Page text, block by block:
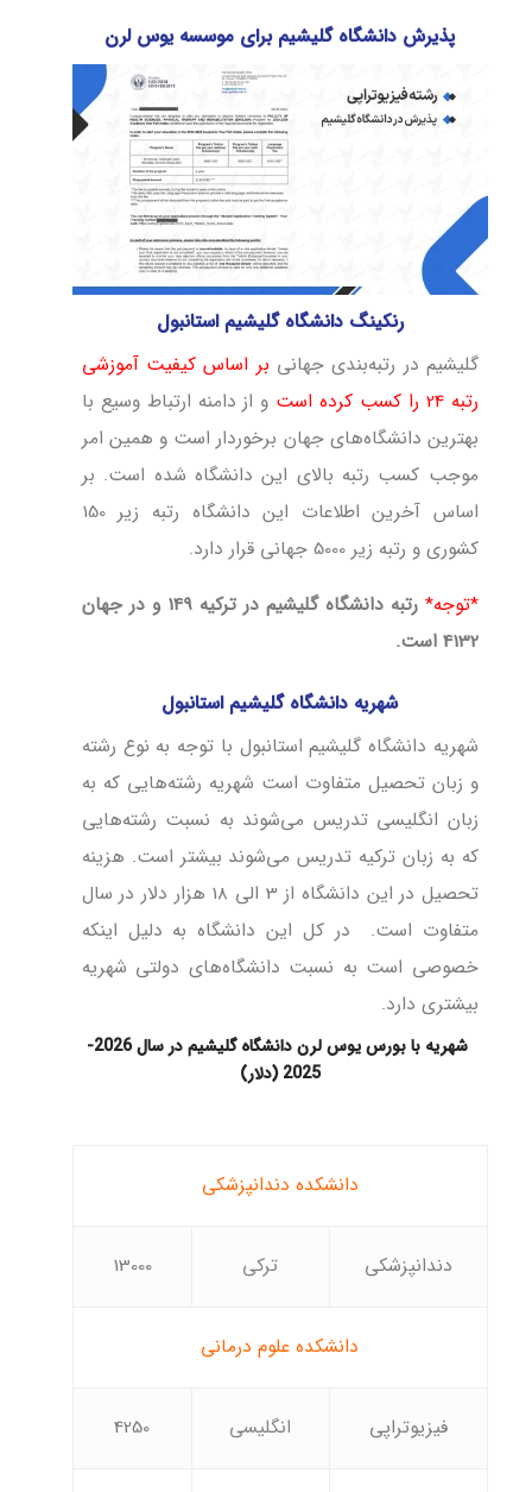
پذیرش دانشگاه گلیشیم برای موسسه یوس لرن
رنکینگ دانشگاه گلیشیم استانبول
گلیشیم در رتبه‌بندی جهانی بر اساس کیفیت آموزشی
رتبه 24 را کسب کرده است
و از دامنه ارتباط وسیع با
بهترین دانشگاه‌های جهان برخوردار است و همین امر
موجب کسب رتبه بالای این دانشگاه شده است. بر
اساس آخرین اطلاعات این دانشگاه رتبه زیر 150
کشوری و رتبه زیر 5000 جهانی قرار دارد.
*توجه*
رتبه دانشگاه گلیشیم در ترکیه 149 و در جهان
4132 است.
شهریه دانشگاه گلیشیم استانبول
شهریه دانشگاه گلیشیم استانبول با توجه به نوع رشته
و زبان تحصیل متفاوت است شهریه رشته‌هایی که به
زبان انگلیسی تدریس می‌شوند به نسبت رشته‌هایی
که به زبان ترکیه تدریس می‌شوند بیشتر است. هزینه
تحصیل در این دانشگاه از 3 الی 18 هزار دلار در سال
متفاوت است. در کل این دانشگاه به دلیل اینکه
خصوصی است به نسبت دانشگاه‌های دولتی شهریه
بیشتری دارد.
شهریه با بورس یوس لرن دانشگاه گلیشیم در سال 2026-
2025 (دلار)
دانشکده دندانپزشکی
13000 ترکی دندانپزشکی
دانشکده علوم درمانی
4250 انگلیسی فیزیوتراپی